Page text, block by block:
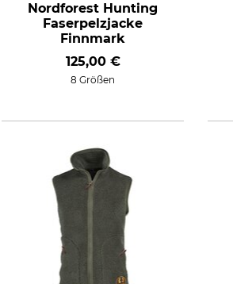
Nordforest Hunting
Faserpelzjacke
Finnmark
125,00 €
8 Größen